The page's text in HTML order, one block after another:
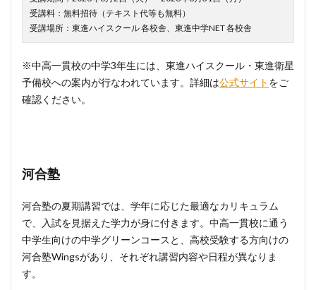
受講料：無料招待（テキスト代等も無料）
受講場所：東進ハイスクール 各校舎、東進中学NET 各校舎
※中高一貫校の中学3年生には、東進ハイスクール・東進衛星
予備校への案内が行なわれています。詳細は公式サイト をご
確認ください。
河合塾
河合塾の夏期講習では、学年に応じた最適なカリキュラム
で、入試を見据えた学力が身に付きます。中高一貫校に通う
中学生向けの中学グリーンコースと、高校受験する方向けの
河合塾Wingsがあり、それぞれ講習内容や日程が異なりま
す。